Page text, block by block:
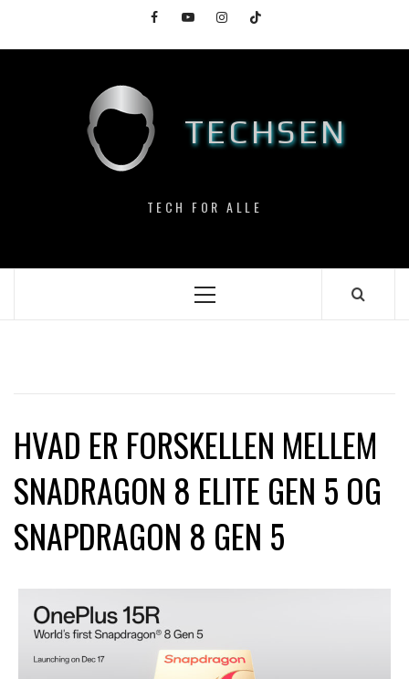
content
FacebookYouTubeInstagramTikTok
TECHSEN
TECH FOR ALLE
Primary
HVAD ER FORSKELLEN MELLEM
SNADRAGON 8 ELITE GEN 5 OG
SNAPDRAGON 8 GEN 5